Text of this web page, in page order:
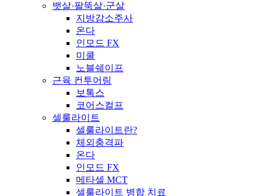
뱃살·팔뚝살·군살
지방감소주사
온다
인모드 FX
미쿨
노블쉐이프
근육 컨투어링
보톡스
코어스컬프
셀룰라이트
셀룰라이트란?
체외충격파
온다
인모드 FX
메타셀 MCT
셀룰라이트 병합 치료